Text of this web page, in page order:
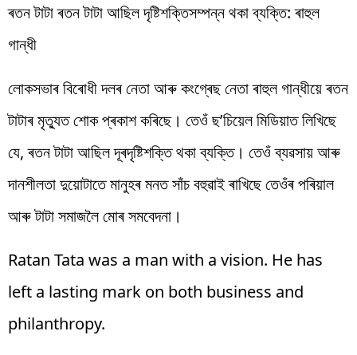
ৰতন টাটা ৰতন টাটা আছিল দৃষ্টিশক্তিসম্পন্ন থকা ব্যক্তি: ৰাহুল
গান্ধী
লোকসভাৰ বিৰোধী দলৰ নেতা আৰু কংগ্ৰেছ নেতা ৰাহুল গান্ধীয়ে ৰতন
টাটাৰ মৃত্যুত শোক প্ৰকাশ কৰিছে। তেওঁ ছ’চিয়েল মিডিয়াত লিখিছে
যে, ৰতন টাটা আছিল দূৰদৃষ্টিশক্তি থকা ব্যক্তি। তেওঁ ব্যৱসায় আৰু
দানশীলতা দুয়োটাতে মানুহৰ মনত সাঁচ বহুৱাই ৰাখিছে তেওঁৰ পৰিয়াল
আৰু টাটা সমাজলৈ মোৰ সমবেদনা।
Ratan Tata was a man with a vision. He has
left a lasting mark on both business and
philanthropy.